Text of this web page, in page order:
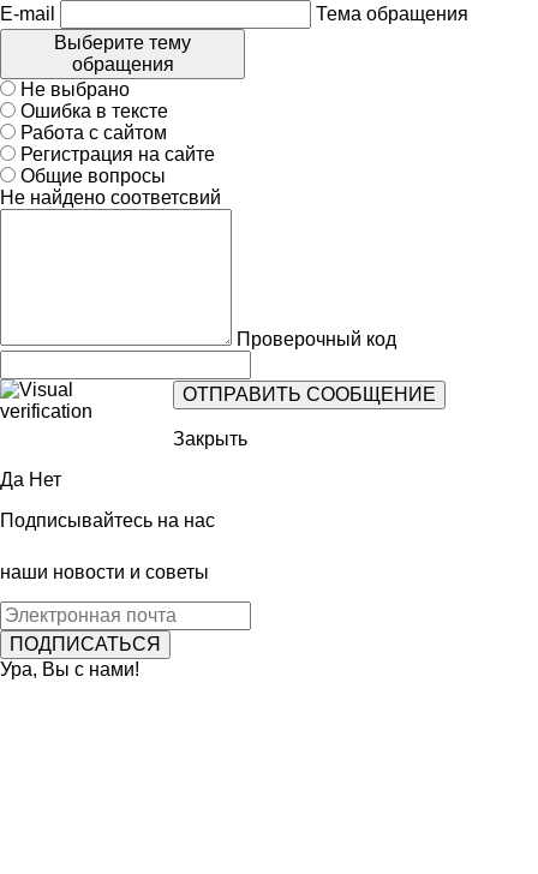
E-mail
Тема обращения
Выберите тему
обращения
Не выбрано
Ошибка в тексте
Работа с сайтом
Регистрация на сайте
Общие вопросы
Не найдено соответсвий
Проверочный код
Закрыть
Да Нет
Подписывайтесь на нас
наши новости и советы
Ура, Вы с нами!